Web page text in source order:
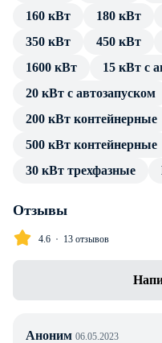
источника тока.
посредством стандартных
В каталоге товаров
генератор Atlas Copco
технической
производителя.
предоставляем в полном
компанией, инженерное
160 кВт
180 кВт
350 кВт
450 кВт
1600 кВт
15 кВт с
20 кВт с автозапуском
200 кВт контейнерные
500 кВт контейнерные
30 кВт трехфазные
Отзывы
4.6 13 отзывов
Аноним 06.05.2023